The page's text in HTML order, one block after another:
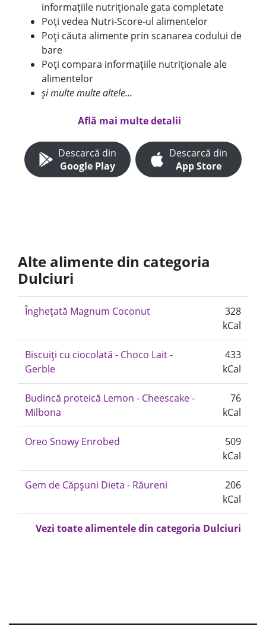
informațiile nutriționale gata completate
Poți vedea Nutri-Score-ul alimentelor
Poți căuta alimente prin scanarea codului de
bare
Poți compara informațiile nutriționale ale
alimentelor
și multe multe altele...
Află mai multe detalii
Descarcă din
Google Play
Descarcă din
App Store
Alte alimente din categoria
Dulciuri
Înghețată Magnum Coconut
328
kCal
Biscuiți cu ciocolată - Choco Lait -
Gerble
433
kCal
Budincă proteică Lemon - Cheescake -
Milbona
76
kCal
Oreo Snowy Enrobed
509
kCal
Gem de Căpșuni Dieta - Răureni
206
kCal
Vezi toate alimentele din categoria Dulciuri